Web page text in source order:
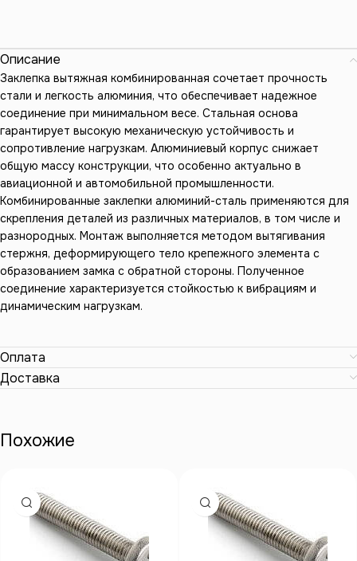
Описание
Заклепка вытяжная комбинированная сочетает прочность
стали и легкость алюминия, что обеспечивает надежное
соединение при минимальном весе. Стальная основа
гарантирует высокую механическую устойчивость и
сопротивление нагрузкам. Алюминиевый корпус снижает
общую массу конструкции, что особенно актуально в
авиационной и автомобильной промышленности.
Комбинированные заклепки алюминий-сталь применяются для
скрепления деталей из различных материалов, в том числе и
разнородных. Монтаж выполняется методом вытягивания
стержня, деформирующего тело крепежного элемента с
образованием замка с обратной стороны. Полученное
соединение характеризуется стойкостью к вибрациям и
динамическим нагрузкам.
Оплата
Доставка
Похожие